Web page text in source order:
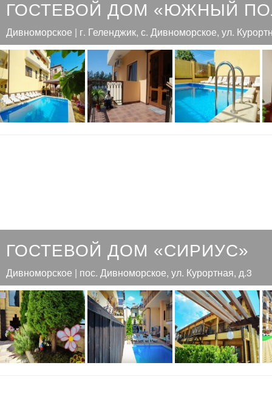
ГОСТЕВОЙ ДОМ «ЮЖНЫЙ
Дивноморское | г. Геленджик, с. Дивноморское, ул.
ГОСТЕВОЙ ДОМ «СИРИУС»
Дивноморское | пос. Дивноморское, ул. Курортная, д.3